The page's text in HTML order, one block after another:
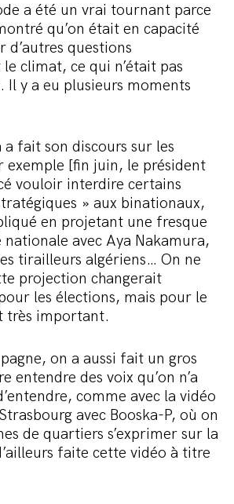
a été un vrai tournant parce
qu’on était en capacité
d’autres questions
climat, ce qui n’était pas
Il y a eu plusieurs moments
fait son discours sur les
exemple [fin juin, le président
vouloir interdire certains
» aux binationaux,
en projetant une fresque
nationale avec Aya Nakamura,
tirailleurs algériens… On ne
projection changerait
les élections, mais pour le
très important.
on a aussi fait un gros
entendre des voix qu’on n’a
comme avec la vidéo
avec Booska-P, où on
de quartiers s’exprimer sur la
faite cette vidéo à titre